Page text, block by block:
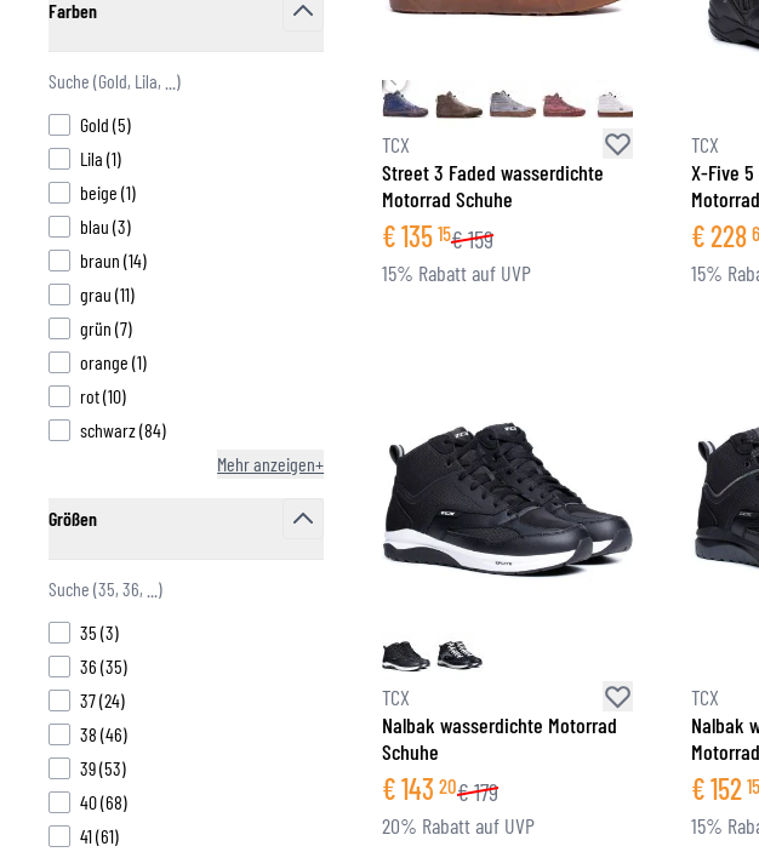
BASISSCHICHT
KOPFBEDECKUNG & MULTIFUNKTIONSTUCH
AIRBAGS
OBERKÖRPERSCHUTZ
UNTERKÖRPERSCHUTZ
MOTOCROSS PROTEKTOREN
HALTEPLATTEN UND
Farben
Gold (5products available
)
Lila (1products available
)
beige (1products available
)
blau (3products available
)
braun (14products available
)
grau (11products available
)
grün (7products available
)
orange (1products available
)
rot(10products available
)
schwarz(84products available
)
Mehr anzeigen+
Größen
35 (3products available
)
36 (35products available
)
37(24products available
)
38 (46products available
)
39(53products available
)
40(68products available
)
41(61products available
)
TCX
Street 3 Faded wasserdichte
Motorrad Schuhe
€135 15€159
15% Rabatt auf UVP
TCX
X-Five
€228
15%
TCX
Nalbak wasserdichte Motorrad
Schuhe
€143 20€179
20% Rabatt auf UVP
TCX
Nalbak
€152 15
15%